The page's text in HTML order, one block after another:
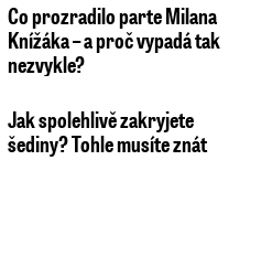
Co prozradilo parte Milana
Knížáka – a proč vypadá tak
nezvykle?
Jak spolehlivě zakryjete
šediny? Tohle musíte znát